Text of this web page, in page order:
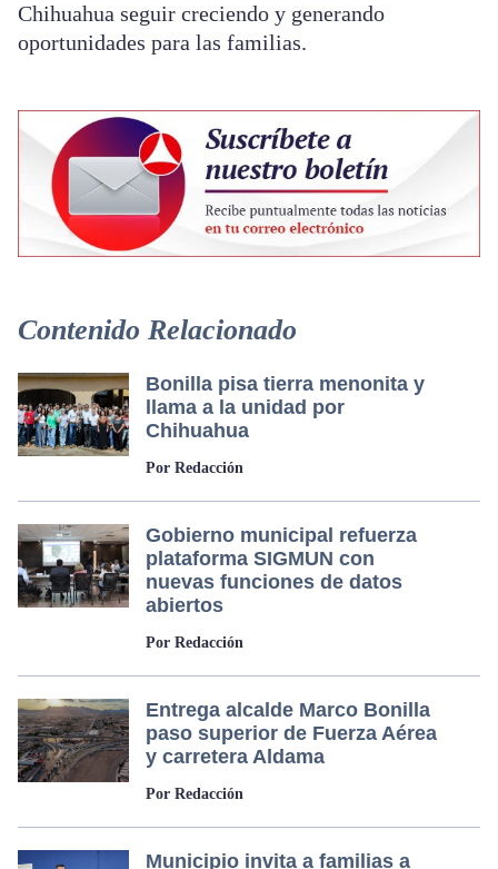
Chihuahua seguir creciendo y generando
oportunidades para las familias.
Contenido Relacionado
Bonilla pisa tierra menonita y
llama a la unidad por
Chihuahua
Por Redacción
Gobierno municipal refuerza
plataforma SIGMUN con
nuevas funciones de datos
abiertos
Por Redacción
Entrega alcalde Marco Bonilla
paso superior de Fuerza Aérea
y carretera Aldama
Por Redacción
Municipio invita a familias a